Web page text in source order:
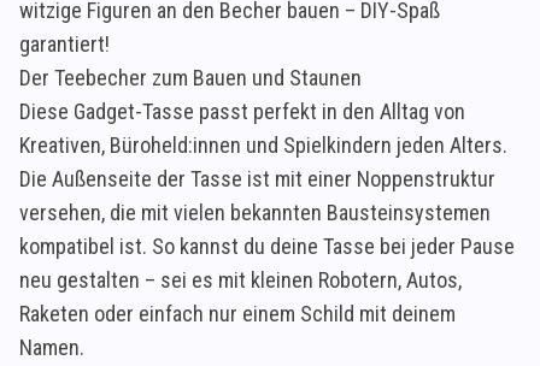
witzige Figuren an den Becher bauen – DIY-Spaß
garantiert!
Der Teebecher zum Bauen und Staunen
Diese Gadget-Tasse passt perfekt in den Alltag von
Kreativen, Büroheld:innen und Spielkindern jeden Alters.
Die Außenseite der Tasse ist mit einer Noppenstruktur
versehen, die mit vielen bekannten Bausteinsystemen
kompatibel ist. So kannst du deine Tasse bei jeder Pause
neu gestalten – sei es mit kleinen Robotern, Autos,
Raketen oder einfach nur einem Schild mit deinem
Namen.